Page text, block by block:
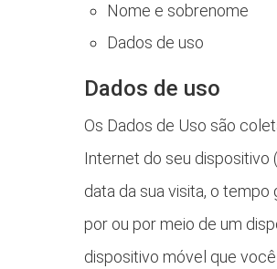
Nome e sobrenome
Dados de uso
Dados de uso
Os Dados de Uso são
Internet do seu dispositivo
data da sua visita, o
por ou por meio de um
dispositivo móvel que